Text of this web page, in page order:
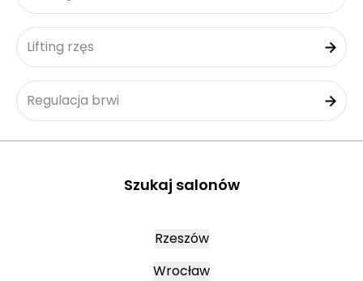
Lifting rzęs
Regulacja brwi
Szukaj salonów
Rzeszów
Wrocław